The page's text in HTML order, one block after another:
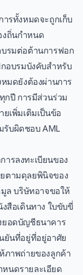
รทั้งหมดจะถูกเก็บ
งถิ่นกำหนด
รมต่อต้านการฟอก
อบรมบังคับสำหรับ
มดยังต้องผ่านการ
กปี การมีส่วนร่วม
เพิ่มเติมเป็นข้อ
บผิดชอบ AML
รลงทะเบียนของ
ตามดุลยพินิจของ
ล บริษัทอาจขอให้
สือเดินทาง ใบขับขี่
ยอดบัญชีธนาคาร
ยันที่อยู่ที่อยู่อาศัย
ภาพถ่ายของลูกค้า
นดรายละเอียด